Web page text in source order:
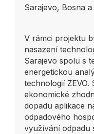
Sarajevo, Bosna
V rámci projektu
nasazení
Sarajevo spolu s
energetickou
technologií ZEVO.
ekonomické
dopadu aplikace
odpadového
využívání odpadu